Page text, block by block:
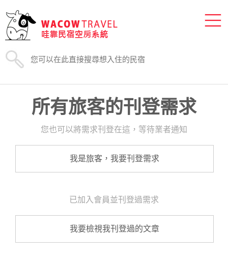
所有旅客的刊登需求
您也可以將需求刊登在這，等待業者通知
我是旅客，我要刊登需求
已加入會員並刊登過需求
我要檢視我刊登過的文章